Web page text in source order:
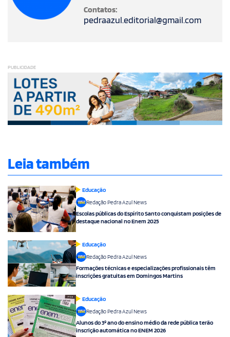
Contatos:
pedraazul.editorial@gmail.com
PUBLICIDADE
Leia também
Educação
Redação Pedra Azul News
Escolas públicas do Espírito Santo conquistam posições de
destaque nacional no Enem 2025
Educação
Redação Pedra Azul News
Formações técnicas e especializações profissionais têm
inscrições gratuitas em Domingos Martins
Educação
Redação Pedra Azul News
Alunos do 3º ano do ensino médio da rede pública terão
inscrição automática no ENEM 2026